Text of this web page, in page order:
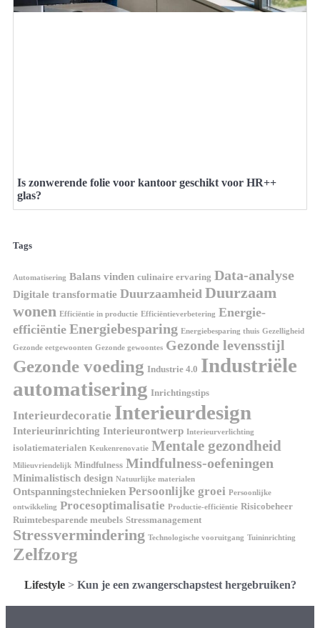
Is zonwerende folie voor kantoor geschikt voor HR++
glas?
Tags
Automatisering Balans vinden culinaire ervaring Data-analyse
Digitale transformatie Duurzaamheid Duurzaam
wonen Efficiëntie in productie Efficiëntieverbetering Energie-
efficiëntie Energiebesparing Energiebesparing thuis Gezelligheid
Gezonde eetgewoonten Gezonde gewoontes Gezonde levensstijl
Gezonde voeding Industrie 4.0 Industriële
automatisering Inrichtingstips
Interieurdecoratie Interieurdesign
Interieurinrichting Interieurontwerp Interieurverlichting
isolatiematerialen Keukenrenovatie Mentale gezondheid
Milieuvriendelijk Mindfulness Mindfulness-oefeningen
Minimalistisch design Natuurlijke materialen
Ontspanningstechnieken Persoonlijke groei Persoonlijke
ontwikkeling Procesoptimalisatie Productie-efficiëntie Risicobeheer
Ruimtebesparende meubels Stressmanagement
Stressvermindering Technologische vooruitgang Tuininrichting
Zelfzorg
Lifestyle> Kun je een zwangerschapstest hergebruiken?